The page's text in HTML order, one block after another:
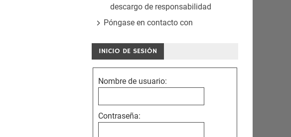
descargo de responsabilidad
Póngase en contacto con
INICIO DE SESIÓN
Nombre de usuario:
Contraseña: